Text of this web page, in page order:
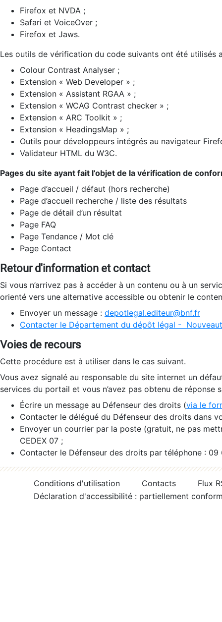
Firefox et NVDA ;
Safari et VoiceOver ;
Firefox et Jaws.
Les outils de vérification du code suivants ont été utilisés
Colour Contrast Analyser ;
Extension « Web Developer » ;
Extension « Assistant RGAA » ;
Extension « WCAG Contrast checker » ;
Extension « ARC Toolkit » ;
Extension « HeadingsMap » ;
Outils pour développeurs intégrés au navigateur
Validateur HTML du W3C.
Pages du site ayant fait l’objet de la vérification de
Page d’accueil / défaut (hors recherche)
Page d’accueil recherche / liste des résultats
Page de détail d’un résultat
Page FAQ
Page Tendance / Mot clé
Page Contact
Retour d'information et contact
Si vous n’arrivez pas à accéder à un contenu ou à un
orienté vers une alternative accessible ou obtenir le
Envoyer un message : depotlegal.editeur@bnf.fr
Contacter le Département du dépôt légal -
Voies de recours
Cette procédure est à utiliser dans le cas suivant.
Vous avez signalé au responsable du site internet un
services du portail et vous n’avez pas obtenu de réponse
Écrire un message au Défenseur des droits (via le
Contacter le délégué du Défenseur des droits dans
Envoyer un courrier par la poste (gratuit, ne pas
CEDEX 07 ;
Contacter le Défenseur des droits par téléphone :
Conditions d'utilisation Contacts
Flux
Déclaration d'accessibilité : partiellement